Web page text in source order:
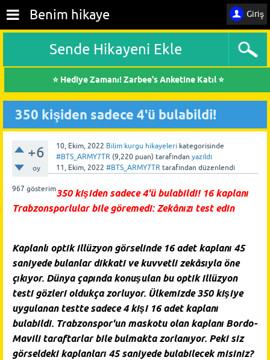
Giriş
Benim hikaye
Sende Hikayeni Ekle
⭐ Hediye Zamanı! Zarbee's Anketine Katıl ⭐
350 kişiden sadece 4'ü bulabildi!
+6
oy
967 gösterim
10, Ekim, 2022 Bilim kurgu hikayeleri kategorisinde
#BTS_ARMY7TR (9,220 puan) tarafından yazıldı
11, Ekim, 2022 #BTS_ARMY7TR tarafından düzenlendi
350 kişiden sadece 4'ü bulabildi! 16 kaplanı
Trabzonsporlular bile göremedi: Zekânızı test edin
Kaplanlı optik illüzyon görselinde 16 adet kaplanı 45
saniyede bulanlar dikkati ve kuvvetli zekâsıyla öne
çıkıyor. Dünya çapında konuşulan bu optik illüzyon
testi gözleri oldukça zorluyor. Ülkemizde 350 kişiye
uygulanan testte sadece 4 kişi 16 adet kaplanı
bulabildi. Trabzonspor'un maskotu olan kaplanı Bordo-
Mavili taraftarlar bile bulmakta zorlanıyor. Peki siz
görseldeki kaplanları 45 saniyede bulabilecek misiniz?